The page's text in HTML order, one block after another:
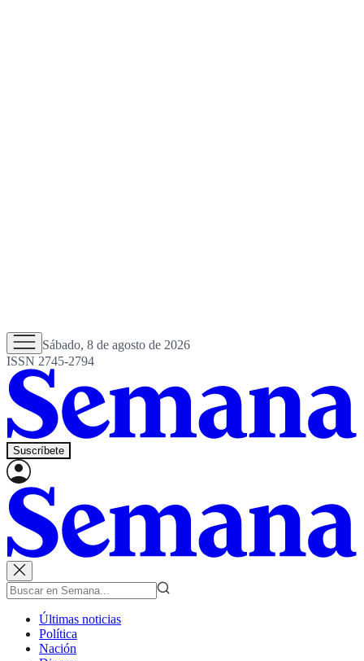
Sábado, 8 de agosto de 2026
ISSN 2745-2794
Suscríbete
Últimas noticias
Política
Nación